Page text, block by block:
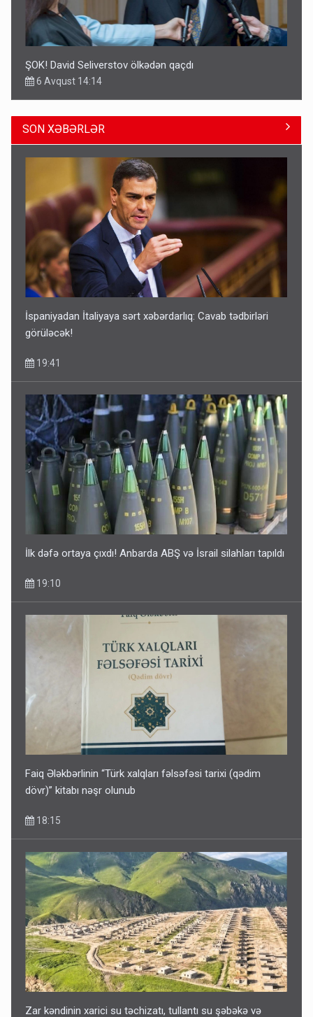
ŞOK! David Seliverstov ölkədən qaçdı
6 Avqust 14:14
Geri çağırılan səfir Abel Məhərrəmovun oğludur - DOSYE
14:07
Media və Yayım Şurasına əlavə hüquq və vəzifələr verilib
13:24
Kartdan karta istədiyiniz qədər köçürmə edə bilərsiniz -
VİDEO
SON XƏBƏRLƏR
İspaniyadan İtaliyaya sərt xəbərdarlıq: Cavab tədbirləri
görüləcək!
19:41
İlk dəfə ortaya çıxdı! Anbarda ABŞ və İsrail silahları tapıldı
19:10
Faiq Ələkbərlinin “Türk xalqları fəlsəfəsi tarixi (qədim
dövr)” kitabı nəşr olunub
18:15
Zar kəndinin xarici su təchizatı, tullantı su şəbəkə və